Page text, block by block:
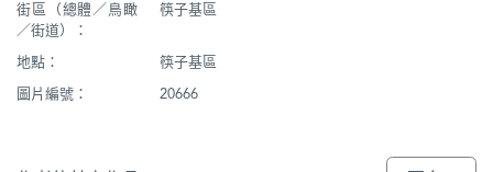
街區（總體／鳥瞰
／街道）：
筷子基區
地點：
筷子基區
圖片編號：
20666